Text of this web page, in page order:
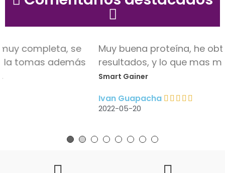
Muy buena proteína, he obtenido buenos
resultados, y lo que mas me gusta es el sabor.